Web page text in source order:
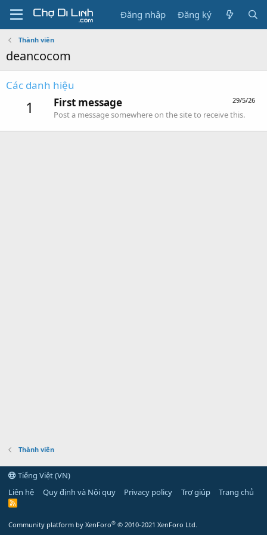
Đăng nhập Đăng ký
Thành viên
deancocom
Các danh hiệu
1 29/5/26
First message
Post a message somewhere on the site to receive this.
Thành viên
Tiếng Việt (VN)
Liên hệ
Quy định và Nội quy Privacy policy Trợ giúp Trang chủ
R
Community platform by XenForo® © 2010-2021 XenForo Ltd.